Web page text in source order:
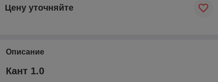
Цену уточняйте
Описание
Кант 1.0